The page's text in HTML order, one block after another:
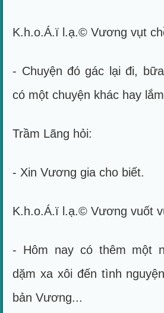
K.h.o.Á.ï l.ạ.© Vương vụt
- Chuyện đó gác lại đi,
có một chuyện khác hay
Trầm Lãng hỏi:
- Xin Vương gia cho biết.
K.h.o.Á.ï l.ạ.© Vương vuốt
- Hôm nay có thêm một
dặm xa xôi đến tình
bản Vương...